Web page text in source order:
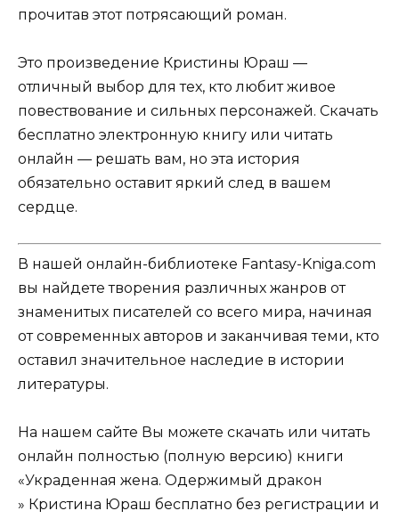
прочитав этот потрясающий роман.
Это произведение Кристины Юраш —
отличный выбор для тех, кто любит живое
повествование и сильных персонажей. Скачать
бесплатно электронную книгу или читать
онлайн — решать вам, но эта история
обязательно оставит яркий след в вашем
сердце.
В нашей онлайн-библиотеке Fantasy-Kniga.com
вы найдете творения различных жанров от
знаменитых писателей со всего мира, начиная
от современных авторов и заканчивая теми, кто
оставил значительное наследие в истории
литературы.
На нашем сайте Вы можете скачать или читать
онлайн полностью (полную версию) книги
«Украденная жена. Одержимый дракон
» Кристина Юраш бесплатно без регистрации и